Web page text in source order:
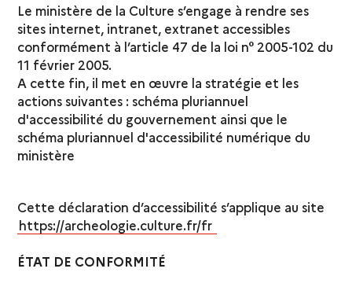
Le ministère de la Culture s’engage à rendre ses
sites internet, intranet, extranet accessibles
conformément à l’article 47 de la loi n° 2005-102 du
11 février 2005.
A cette fin, il met en œuvre la stratégie et les
actions suivantes : schéma pluriannuel
d'accessibilité du gouvernement ainsi que le
schéma pluriannuel d'accessibilité numérique du
ministère
Cette déclaration d’accessibilité s’applique au site
https://archeologie.culture.fr/fr
ÉTAT DE CONFORMITÉ